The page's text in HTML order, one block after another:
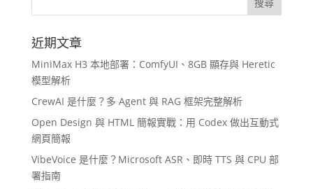
近期文章
MiniMax H3 本地部署：ComfyUI、8GB 顯存與 Heretic
模型解析
CrewAI 是什麼？多 Agent 與 RAG 框架完整解析
Open Design 與 HTML 簡報實戰：用 Codex 做出互動式
網頁簡報
VibeVoice 是什麼？Microsoft ASR、即時 TTS 與 CPU 部
署指南